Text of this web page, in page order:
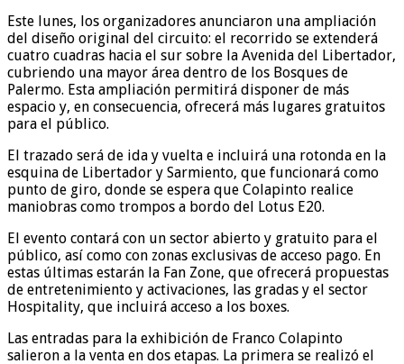
Este lunes, los organizadores anunciaron una ampliación
del diseño original del circuito: el recorrido se extenderá
cuatro cuadras hacia el sur sobre la Avenida del Libertador,
cubriendo una mayor área dentro de los Bosques de
Palermo. Esta ampliación permitirá disponer de más
espacio y, en consecuencia, ofrecerá más lugares gratuitos
para el público.
El trazado será de ida y vuelta e incluirá una rotonda en la
esquina de Libertador y Sarmiento, que funcionará como
punto de giro, donde se espera que Colapinto realice
maniobras como trompos a bordo del Lotus E20.
El evento contará con un sector abierto y gratuito para el
público, así como con zonas exclusivas de acceso pago. En
estas últimas estarán la Fan Zone, que ofrecerá propuestas
de entretenimiento y activaciones, las gradas y el sector
Hospitality, que incluirá acceso a los boxes.
Las entradas para la exhibición de Franco Colapinto
salieron a la venta en dos etapas. La primera se realizó el